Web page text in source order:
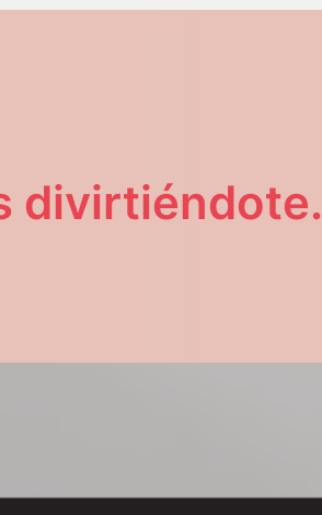
divirtiéndote.